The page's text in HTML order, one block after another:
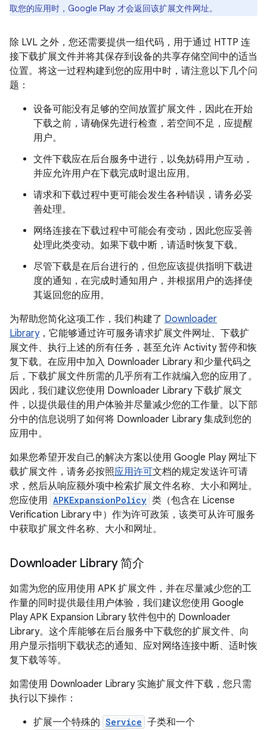
取您的应用时，Google Play 才会返回该扩展文件网址。
除 LVL 之外，您还需要提供一组代码，用于通过 HTTP 连
接下载扩展文件并将其保存到设备的共享存储空间中的适当
位置。将这一过程构建到您的应用中时，请注意以下几个问
题：
设备可能没有足够的空间放置扩展文件，因此在开始
下载之前，请确保先进行检查，若空间不足，应提醒
用户。
文件下载应在后台服务中进行，以免妨碍用户互动，
并应允许用户在下载完成时退出应用。
请求和下载过程中更可能会发生各种错误，请务必妥
善处理。
网络连接在下载过程中可能会有变动，因此您应妥善
处理此类变动。如果下载中断，请适时恢复下载。
尽管下载是在后台进行的，但您应该提供指明下载进
度的通知，在完成时通知用户，并根据用户的选择使
其返回您的应用。
为帮助您简化这项工作，我们构建了 Downloader
Library，它能够通过许可服务请求扩展文件网址、下载扩
展文件、执行上述的所有任务，甚至允许 Activity 暂停和恢
复下载。在应用中加入 Downloader Library 和少量代码之
后，下载扩展文件所需的几乎所有工作就编入您的应用了。
因此，我们建议您使用 Downloader Library 下载扩展文
件，以提供最佳的用户体验并尽量减少您的工作量。以下部
分中的信息说明了如何将 Downloader Library 集成到您的
应用中。
如果您希望开发自己的解决方案以使用 Google Play 网址下
载扩展文件，请务必按照应用许可文档的规定发送许可请
求，然后从响应额外项中检索扩展文件名称、大小和网址。
您应使用 APKExpansionPolicy 类（包含在 License
Verification Library 中）作为许可政策，该类可从许可服务
中获取扩展文件名称、大小和网址。
Downloader Library 简介
如需为您的应用使用 APK 扩展文件，并在尽量减少您的工
作量的同时提供最佳用户体验，我们建议您使用 Google
Play APK Expansion Library 软件包中的 Downloader
Library。这个库能够在后台服务中下载您的扩展文件、向
用户显示指明下载状态的通知、应对网络连接中断、适时恢
复下载等等。
如需使用 Downloader Library 实施扩展文件下载，您只需
执行以下操作：
扩展一个特殊的 Service 子类和一个